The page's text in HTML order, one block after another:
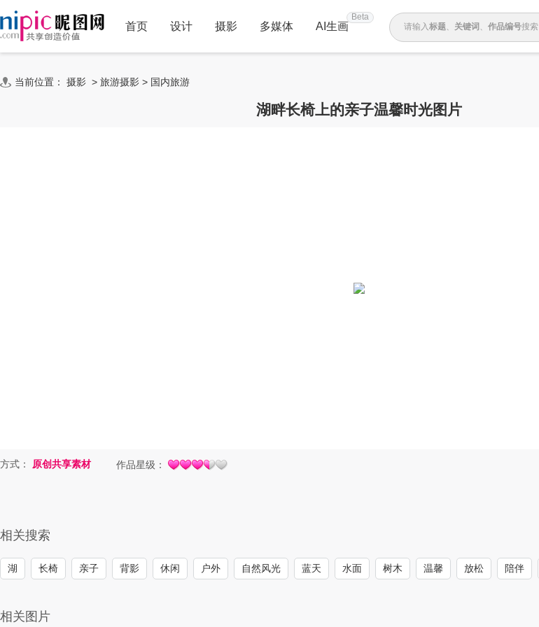
首页 设计 摄影 多媒体 AI生画
Beta
请输入标题、 关键词 、 作品编号搜索
当前位置： 摄影 > 旅游摄影 > 国内旅游
湖畔长椅上的亲子温馨时光图片
方式： 原创共享素材 作品星级：
相关搜索
湖 长椅 亲子 背影 休闲 户外 自然风光 蓝天 水面 树木 温馨 放松 陪伴
相关图片